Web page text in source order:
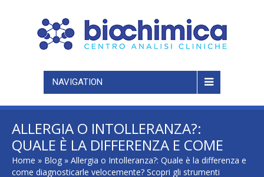
NAVIGATION
ALLERGIA O INTOLLERANZA?:
QUALE È LA DIFFERENZA E COME
DIAGNOSTICARLE
Home » Blog » Allergia o Intolleranza?: Quale è la differenza e
come diagnosticarle velocemente? Scopri gli strumenti